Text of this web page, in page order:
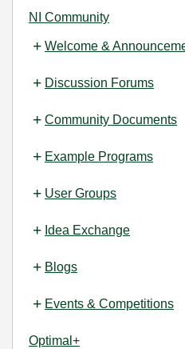
NI Community
Welcome &
Discussion Forums
Community Documents
Example Programs
User Groups
Idea Exchange
Blogs
Events & Competitions
Optimal+